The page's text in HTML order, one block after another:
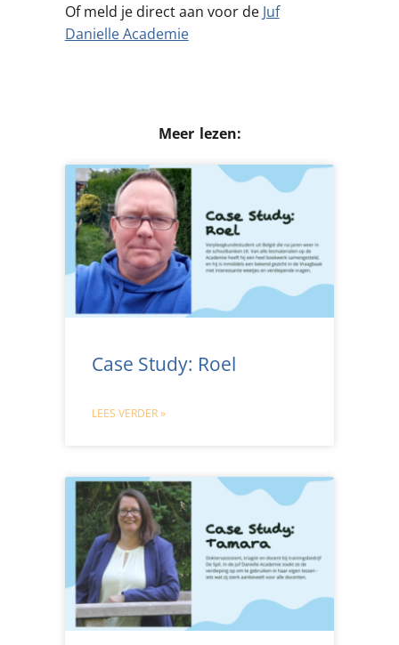
Of meld je direct aan voor de Juf
Danielle Academie
Meer lezen:
Case Study: Roel
LEES VERDER »